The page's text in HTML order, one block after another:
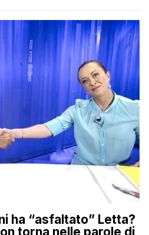
ha “asfaltato” Letta?
torna nelle parole di